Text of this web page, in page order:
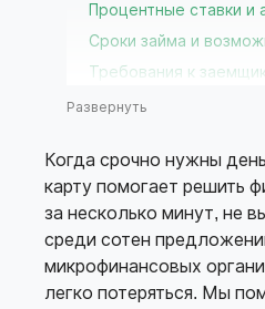
Процентные ставки и
Сроки займа и
Требования к
Способы получения
Отзывы клиентов
Удобство платформы
Скорость выдачи займа
Какие займы считаются
Займы онлайн можно
Развернуть
Когда срочно нужны
карту помогает решить
за несколько минут, не
среди сотен
микрофинансовых
легко потеряться. Мы